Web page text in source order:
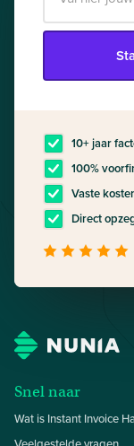
10+ jaar
100%
Vaste
Direct
Snel naar
Wat is Instant Invoice